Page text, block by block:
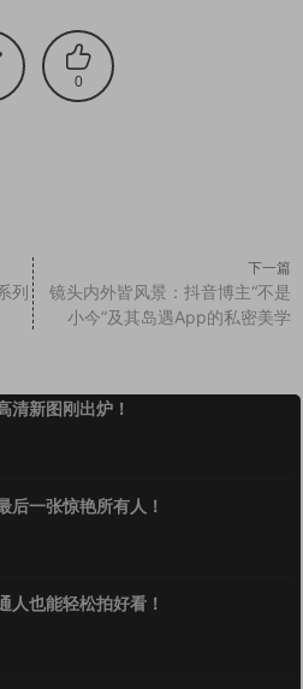
0
列
下一篇
镜头内外皆风景：抖音博主“不是
小今”及其岛遇App的私密美学
清新图刚出炉！
后一张惊艳所有人！
人也能轻松拍好看！